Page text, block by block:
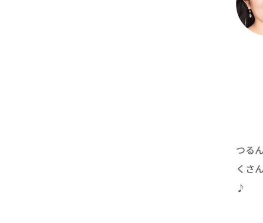
つる
くさ
♪